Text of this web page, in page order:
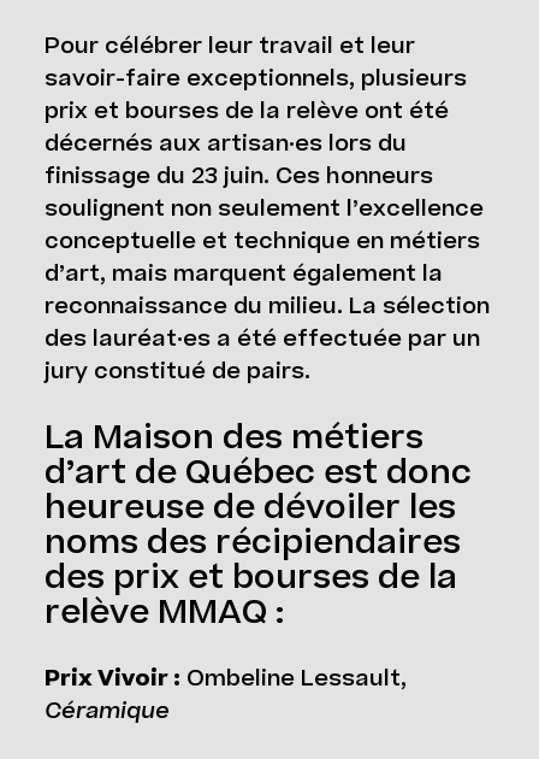
Pour célébrer leur travail et leur
savoir-faire exceptionnels, plusieurs
prix et bourses de la relève ont été
décernés aux artisan·es lors du
finissage du 23 juin. Ces honneurs
soulignent non seulement l’excellence
conceptuelle et technique en métiers
d’art, mais marquent également la
reconnaissance du milieu. La sélection
des lauréat·es a été effectuée par un
jury constitué de pairs.
La Maison des métiers
d’art de Québec est donc
heureuse de dévoiler les
noms des récipiendaires
des prix et bourses de la
relève MMAQ :
Prix Vivoir : Ombeline Lessault,
Céramique